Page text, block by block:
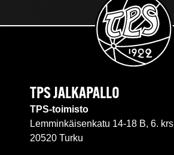
TPS JALKAPALLO
TPS-toimisto
Lemminkäisenkatu 14-18 B, 6. krs
20520 Turku